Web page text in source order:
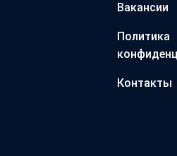
Вакансии
Политика
Контакты